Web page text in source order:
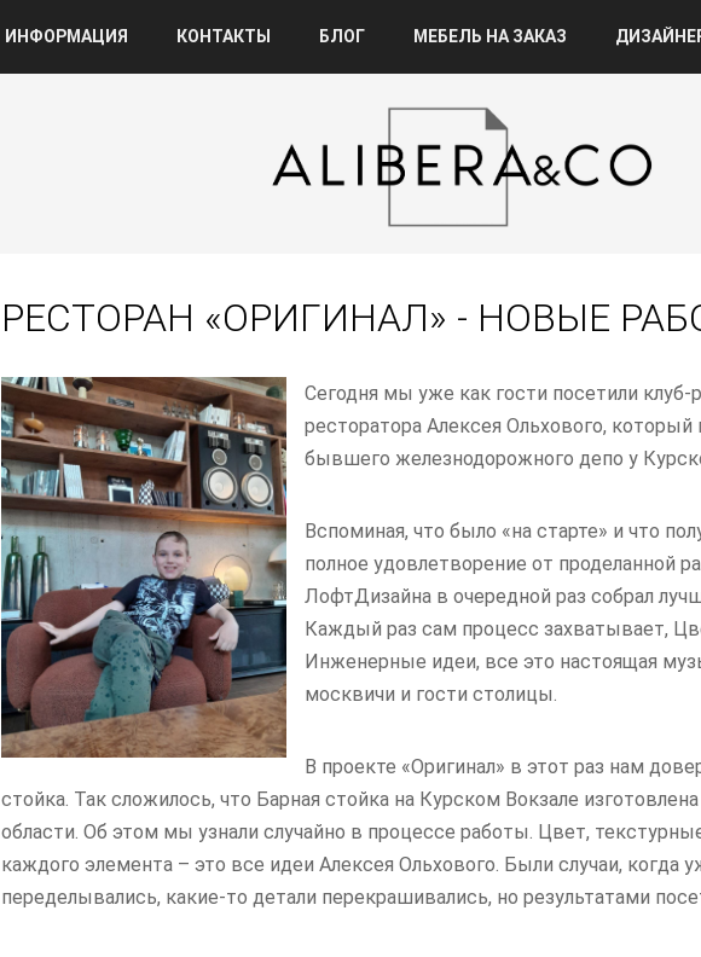
ИНФОРМАЦИЯ КОНТАКТЫ БЛОГ МЕБЕЛЬ НА ЗАКАЗ
РЕСТОРАН «ОРИГИНАЛ» - НОВЫЕ
Сегодня мы уже как гости посетили
ресторатора Алексея Ольхового,
бывшего железнодорожного депо у
Вспоминая, что было «на старте» и что
полное удовлетворение от проделанной
ЛофтДизайна в очередной раз собрал
Каждый раз сам процесс захватывает,
Инженерные идеи, все это настоящая
москвичи и гости столицы.
В проекте «Оригинал» в этот раз нам
стойка. Так сложилось, что Барная стойка на Курском Вокзале
области. Об этом мы узнали случайно в процессе работы. Цвет,
каждого элемента – это все идеи Алексея Ольхового. Были случаи,
переделывались, какие-то детали перекрашивались, но результатами